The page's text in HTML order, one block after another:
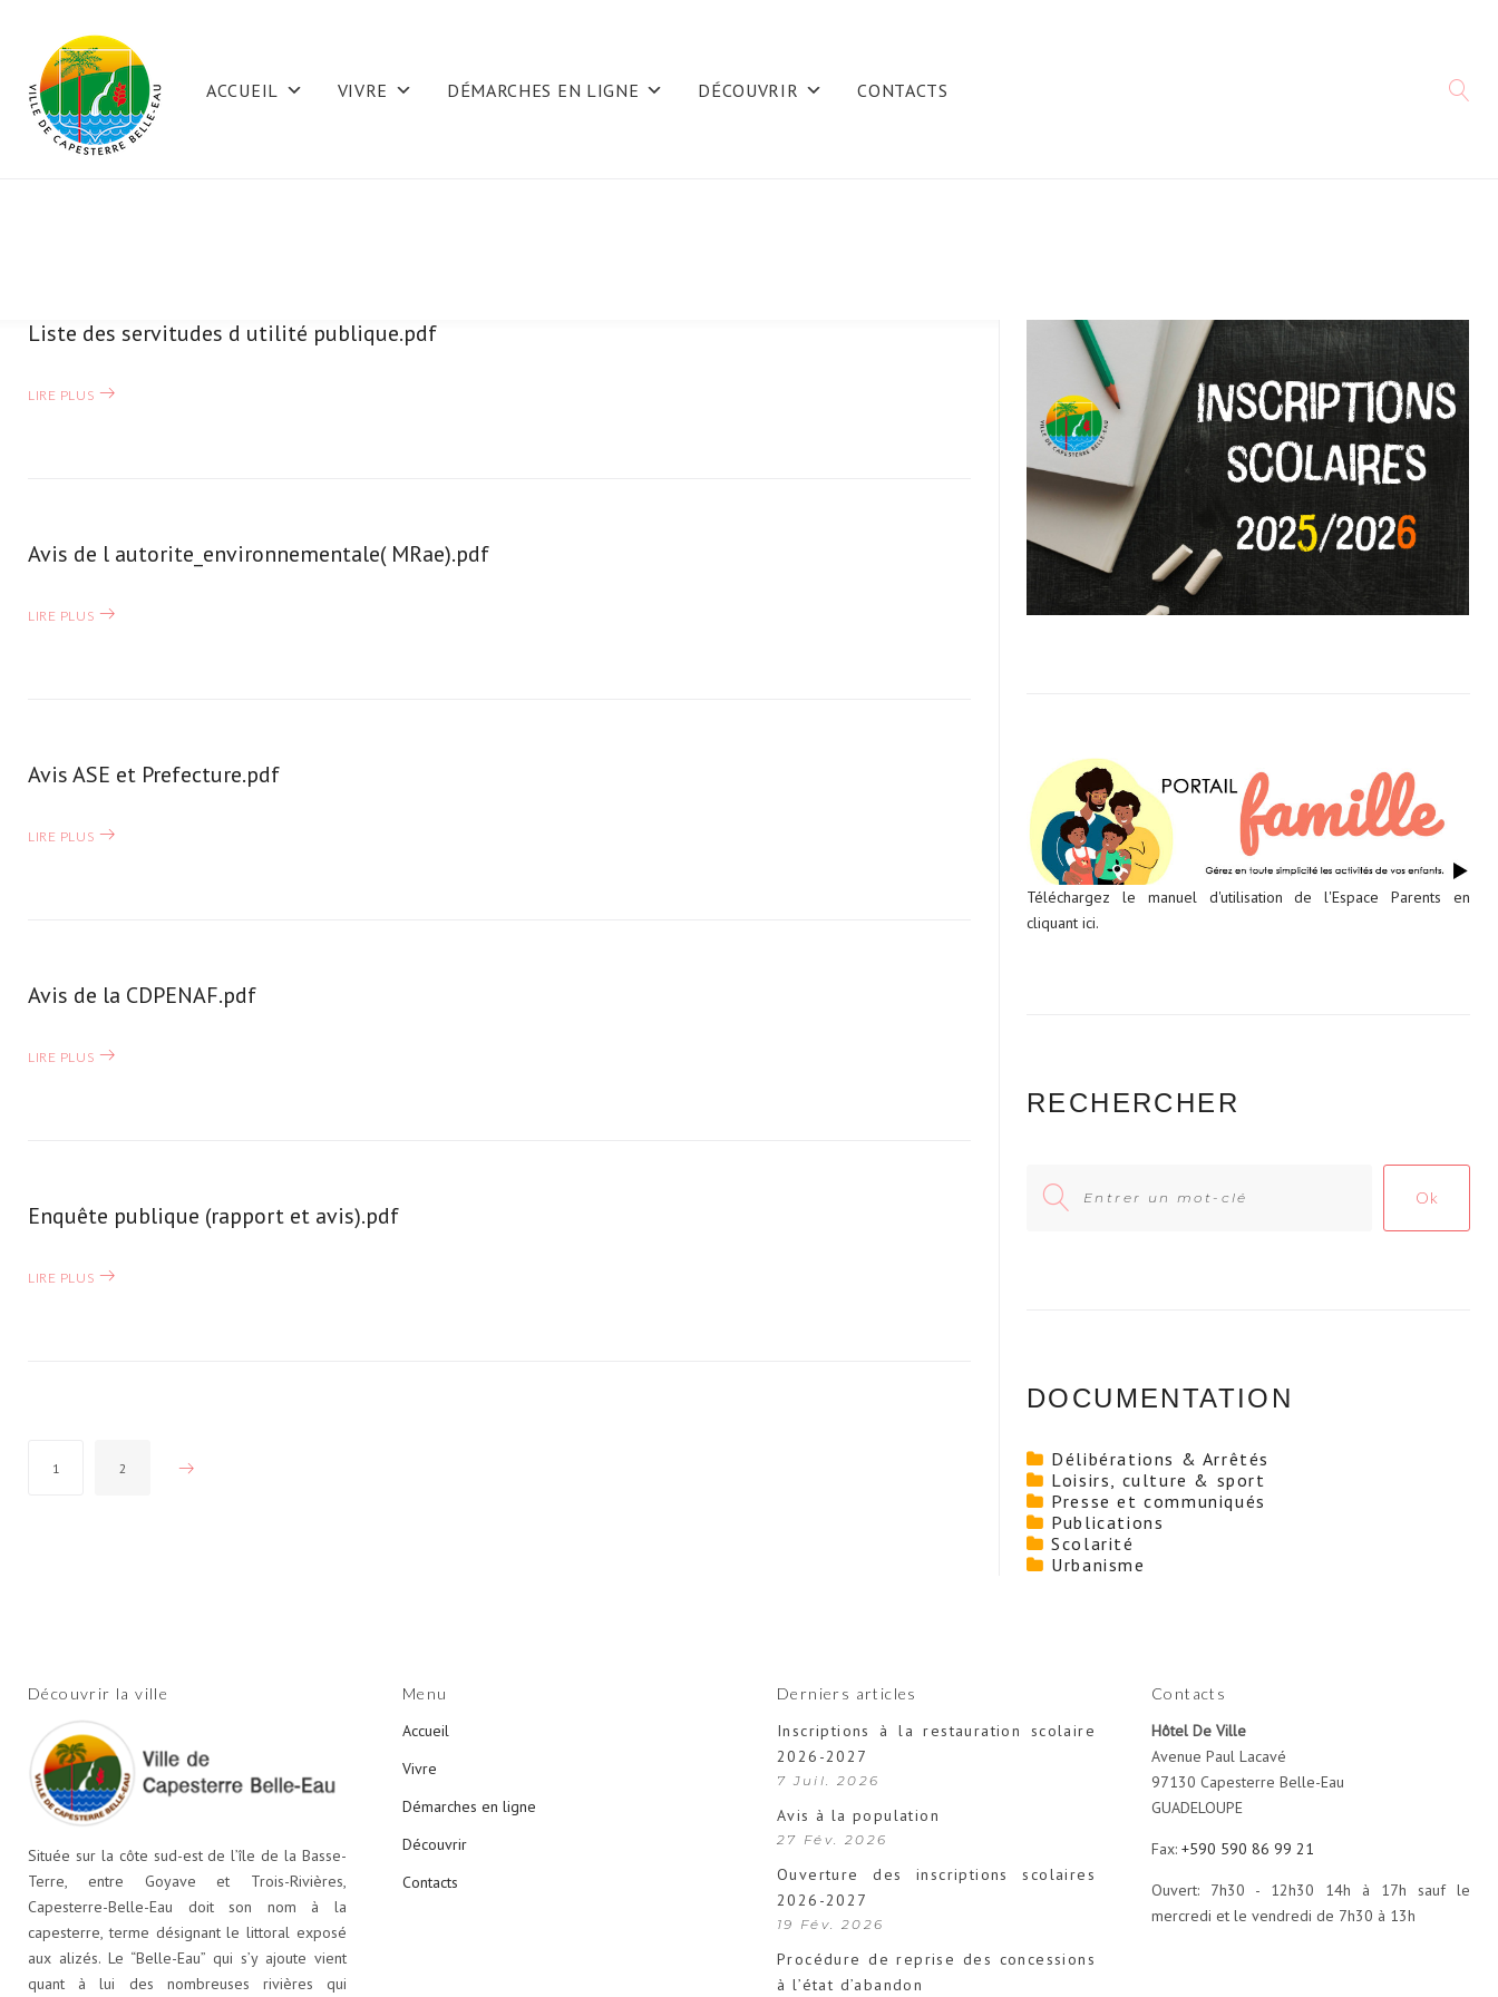
content
ACCUEIL VIVRE DÉMARCHES EN LIGNE DÉCOUVRIR CONTACTS
Catégorie :
Liste des servitudes d utilité publique.pdf
LIRE PLUS
Avis de l autorite_environnementale( MRae).pdf
LIRE PLUS
Avis ASE et Prefecture.pdf
LIRE PLUS
Avis de la CDPENAF.pdf
LIRE PLUS
Enquête publique (rapport et avis).pdf
LIRE PLUS
Pagination
1 2
Téléchargez le manuel d'utilisation de l'Espace Parents en
cliquant ici.
RECHERCHER
for:
Ok
DOCUMENTATION
Délibérations & Arrêtés
Loisirs, culture & sport
Presse et communiqués
Publications
Scolarité
Urbanisme
Découvrir la ville
Située sur la côte sud-est de l’île de la Basse-
Terre, entre Goyave et Trois-Rivières,
Capesterre-Belle-Eau doit son nom à la
capesterre, terme désignant le littoral exposé
aux alizés. Le “Belle-Eau” qui s’y ajoute vient
quant à lui des nombreuses rivières qui
Menu
Accueil
Vivre
Démarches en ligne
Découvrir
Contacts
Derniers articles
Inscriptions à la restauration scolaire
2026-2027
7 Juil. 2026
Avis à la population
27 Fév. 2026
Ouverture des inscriptions scolaires
2026-2027
19 Fév. 2026
Procédure de reprise des concessions
à l’état d’abandon
Contacts
Hôtel De Ville
Avenue Paul Lacavé
97130 Capesterre Belle-Eau
GUADELOUPE
Fax: +590 590 86 99 21
Ouvert: 7h30 - 12h30 14h à 17h sauf le
mercredi et le vendredi de 7h30 à 13h